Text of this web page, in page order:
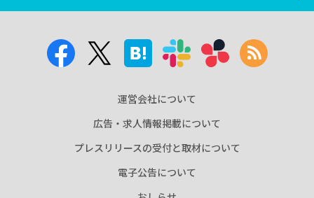
運営会社について
広告・求人情報掲載について
プレスリリースの受付と取材について
電子公告について